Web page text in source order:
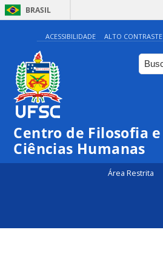
BRASIL
ACESSIBILIDADE ALTO CONTRASTE
Centro de Filosofia e
Ciências Humanas
Área Restrita